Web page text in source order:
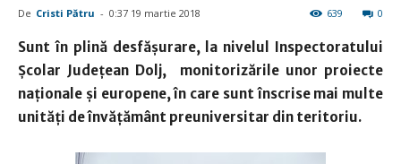
De Cristi Pătru - 0:37 19 martie 2018 0
639
Sunt în plină desfăşurare, la nivelul Inspectoratului
Şcolar Judeţean Dolj, monitorizările unor proiecte
naţionale şi europene,în care sunt înscrise mai multe
unităţi de învăţământ preuniversitar din teritoriu.